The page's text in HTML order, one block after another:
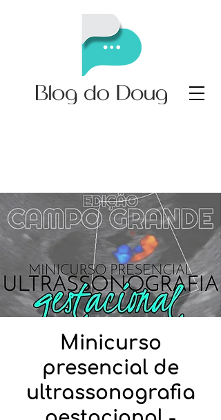
Minicurso
presencial de
ultrassonografia